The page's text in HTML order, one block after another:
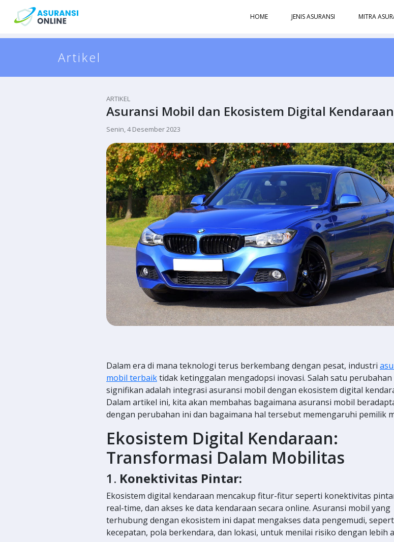
HOME JENIS ASURANSI MITRA
Artikel
ARTIKEL
Asuransi Mobil dan Ekosistem Digital Kendaraan
Senin, 4 Desember 2023
Dalam era di mana teknologi terus berkembang dengan pesat, industri
mobil terbaiktidak ketinggalan mengadopsi inovasi. Salah satu
signifikan adalah integrasi asuransi mobil dengan ekosistem digital
Dalam artikel ini, kita akan membahas bagaimana asuransi mobil
dengan perubahan ini dan bagaimana hal tersebut memengaruhi pemilik
Ekosistem Digital Kendaraan:
Transformasi Dalam Mobilitas
1. Konektivitas Pintar:
Ekosistem digital kendaraan mencakup fitur-fitur seperti konektivitas
real-time, dan akses ke data kendaraan secara online. Asuransi mobil yang
terhubung dengan ekosistem ini dapat mengakses data pengemudi,
kecepatan, pola berkendara, dan lokasi, untuk menilai risiko dengan lebih